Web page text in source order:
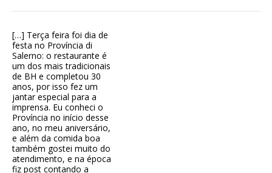
[…] Terça feira foi dia de
festa no Província di
Salerno: o restaurante é
um dos mais tradicionais
de BH e completou 30
anos, por isso fez um
jantar especial para a
imprensa. Eu conheci o
Província no início desse
ano, no meu aniversário,
e além da comida boa
também gostei muito do
atendimento, e na época
fiz post contando a